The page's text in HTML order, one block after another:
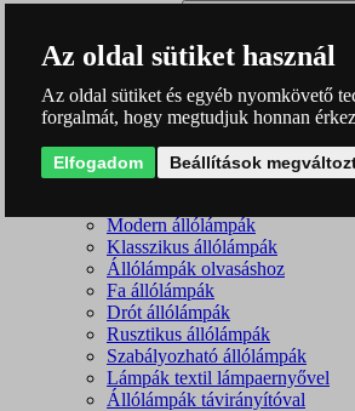
Állólámpák
Modern állólámpák
Klasszikus állólámpák
Állólámpák olvasáshoz
Fa állólámpák
Drót állólámpák
Rusztikus állólámpák
Szabályozható állólámpák
Lámpák textil lámpaernyővel
Állólámpák távirányítóval
Az oldal sütiket használ
Az oldal sütiket és egyéb nyomkövető
forgalmát, hogy megtudjuk honnan
Elfogadom Beállítások